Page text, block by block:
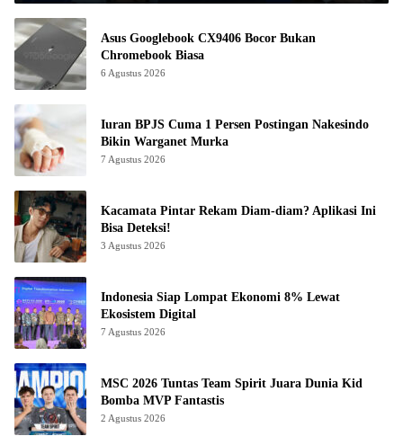
Asus Googlebook CX9406 Bocor Bukan
Chromebook Biasa
6 Agustus 2026
Iuran BPJS Cuma 1 Persen Postingan Nakesindo
Bikin Warganet Murka
7 Agustus 2026
Kacamata Pintar Rekam Diam-diam? Aplikasi Ini
Bisa Deteksi!
3 Agustus 2026
Indonesia Siap Lompat Ekonomi 8% Lewat
Ekosistem Digital
7 Agustus 2026
MSC 2026 Tuntas Team Spirit Juara Dunia Kid
Bomba MVP Fantastis
2 Agustus 2026